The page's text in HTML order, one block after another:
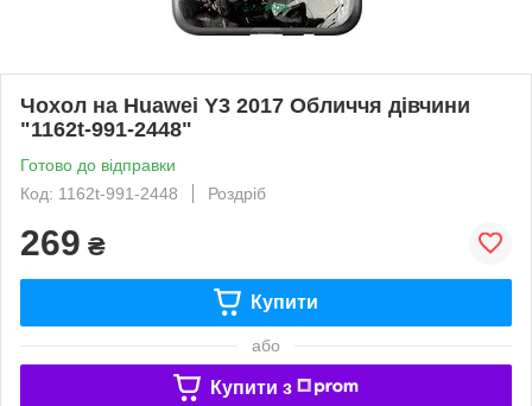
Чохол на Huawei Y3 2017 Обличчя дівчини
"1162t-991-2448"
Готово до відправки
Код: 1162t-991-2448
Роздріб
269 ₴
Купити
або
Купити з